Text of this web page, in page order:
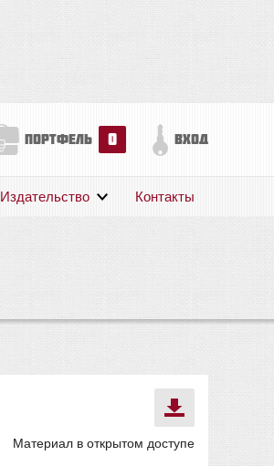
портфель 0 вход
Издательство Контакты
Материал в открытом доступе